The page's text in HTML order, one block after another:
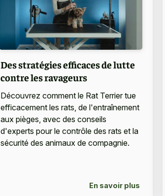
Des stratégies efficaces de lutte
contre les ravageurs
Découvrez comment le Rat Terrier tue
efficacement les rats, de l'entraînement
aux pièges, avec des conseils
d'experts pour le contrôle des rats et la
sécurité des animaux de compagnie.
En savoir plus